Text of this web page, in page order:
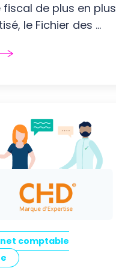
de plus en plus
le Fichier des ...
comptable